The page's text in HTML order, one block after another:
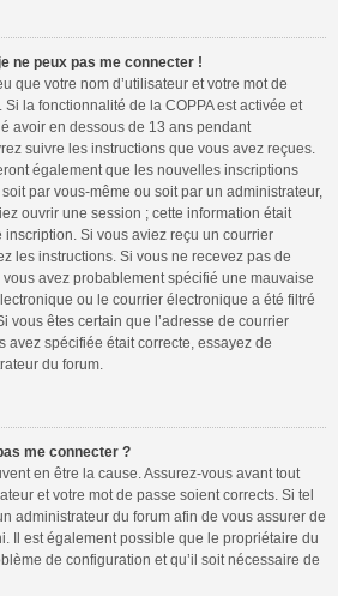
ne peux pas me connecter !
que votre nom d’utilisateur et votre mot de
la fonctionnalité de la COPPA est activée et
avoir en dessous de 13 ans pendant
suivre les instructions que vous avez reçues.
également que les nouvelles inscriptions
par vous-même ou soit par un administrateur,
ouvrir une session ; cette information était
inscription. Si vous aviez reçu un courrier
les instructions. Si vous ne recevez pas de
avez probablement spécifié une mauvaise
ou le courrier électronique a été filtré
vous êtes certain que l’adresse de courrier
avez spécifiée était correcte, essayez de
du forum.
me connecter ?
en être la cause. Assurez-vous avant tout
et votre mot de passe soient corrects. Si tel
administrateur du forum afin de vous assurer de
Il est également possible que le propriétaire du
de configuration et qu’il soit nécessaire de